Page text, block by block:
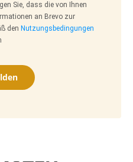
Sie, dass die von Ihnen
an Brevo zur
den Nutzungsbedingungen